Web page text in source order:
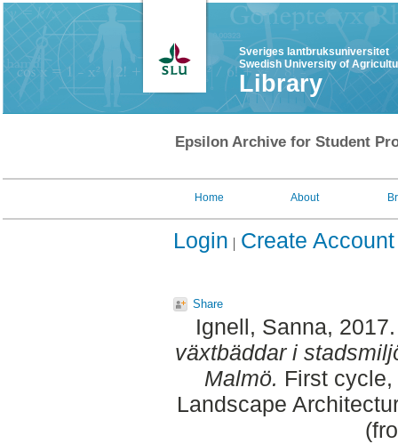
Sveriges lantbruksuniversitet
Swedish University of
Library
Epsilon Archive for Student
Home About
Login Create Account
Share
Ignell, Sanna,
växtbäddar i
Malmö. First
Landscape